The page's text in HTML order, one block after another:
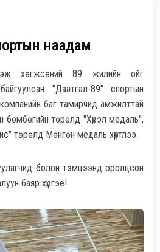
наадам
хөгжсөний 89 жилийн ойг
"Даатгал-89" спортын
баг тамирчид амжилттай
бөмбөгийн төрөлд "Хүрэл медаль",
төрөлд Мөнгөн медаль хүртлээ.
болон тэмцээнд оролцсон
баяр хүргэе!